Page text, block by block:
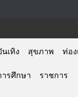
เทิง สุขภาพ ท่อ
ารศึกษา ราชการ